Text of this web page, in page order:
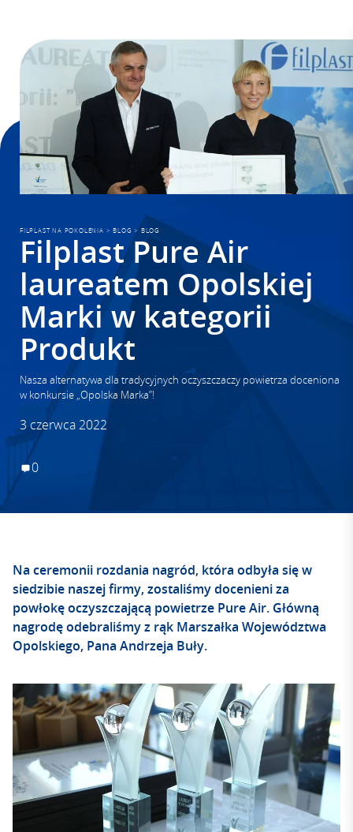
FILPLAST NA POKOLENIA >BLOG > BLOG
Filplast Pure Air
laureatem Opolskiej
Marki w kategorii
Produkt
Nasza alternatywa dla tradycyjnych oczyszczaczy powietrza doceniona
w konkursie „Opolska Marka”!
3 czerwca 2022
0
Na ceremonii rozdania nagród, która odbyła się w
siedzibie naszej firmy, zostaliśmy docenieni za
powłokę oczyszczającą powietrze Pure Air. Główną
nagrodę odebraliśmy z rąk Marszałka Województwa
Opolskiego, Pana Andrzeja Buły.